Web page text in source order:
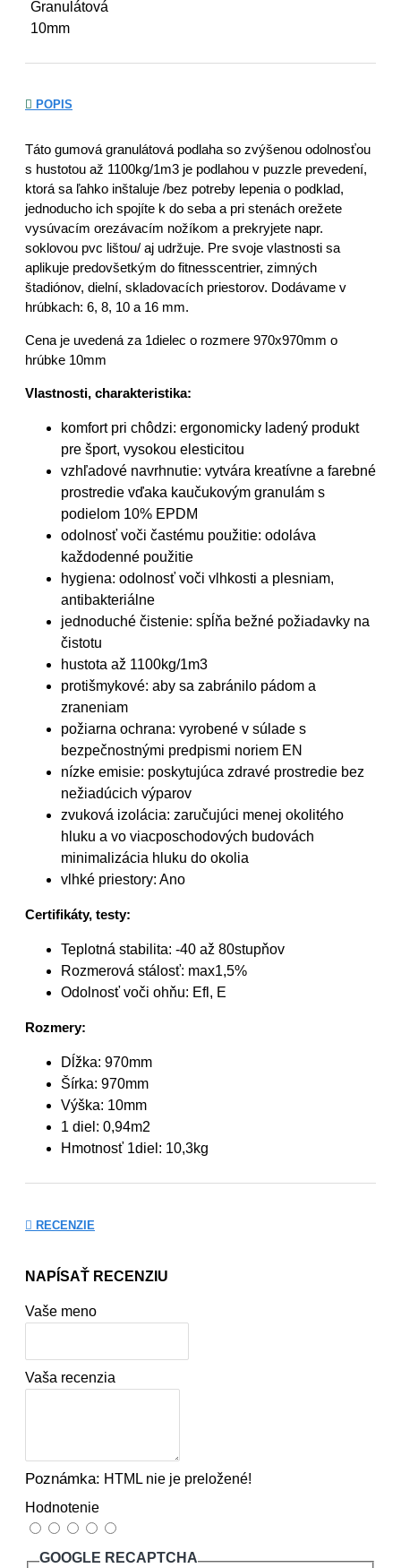
POPIS
Táto gumová granulátová podlaha so zvýšenou odolnosťou
s hustotou až 1100kg/1m3 je podlahou v puzzle prevedení,
ktorá sa ľahko inštaluje /bez potreby lepenia o podklad,
jednoducho ich spojíte k do seba a pri stenách orežete
vysúvacím orezávacím nožíkom a prekryjete napr.
soklovou pvc lištou/ aj udržuje. Pre svoje vlastnosti sa
aplikuje predovšetkým do fitnesscentrier, zimných
štadiónov, dielní, skladovacích priestorov. Dodávame v
hrúbkach: 6, 8, 10 a 16 mm.
Cena je uvedená za 1dielec o rozmere 970x970mm o
hrúbke 10mm
Vlastnosti, charakteristika:
komfort pri chôdzi: ergonomicky ladený produkt
pre šport, vysokou elesticitou
vzhľadové navrhnutie: vytvára kreatívne a farebné
prostredie vďaka kaučukovým granulám s
podielom 10% EPDM
odolnosť voči častému použitie: odoláva
každodenné použitie
hygiena: odolnosť voči vlhkosti a plesniam,
antibakteriálne
jednoduché čistenie: spĺňa bežné požiadavky na
čistotu
hustota až 1100kg/1m3
protišmykové: aby sa zabránilo pádom a
zraneniam
požiarna ochrana: vyrobené v súlade s
bezpečnostnými predpismi noriem EN
nízke emisie: poskytujúca zdravé prostredie bez
nežiadúcich výparov
zvuková izolácia: zaručujúci menej okolitého
hluku a vo viacposchodových budovách
minimalizácia hluku do okolia
vlhké priestory: Ano
Certifikáty, testy:
Teplotná stabilita: -40 až 80stupňov
Rozmerová stálosť: max1,5%
Odolnosť voči ohňu: Efl, E
Rozmery:
Dĺžka: 970mm
Šírka: 970mm
Výška: 10mm
1 diel: 0,94m2
Hmotnosť 1diel: 10,3kg
RECENZIE
NAPÍSAŤ RECENZIU
Vaše meno
Vaša recenzia
Poznámka: HTML nie je preložené!
Hodnotenie
GOOGLE RECAPTCHA